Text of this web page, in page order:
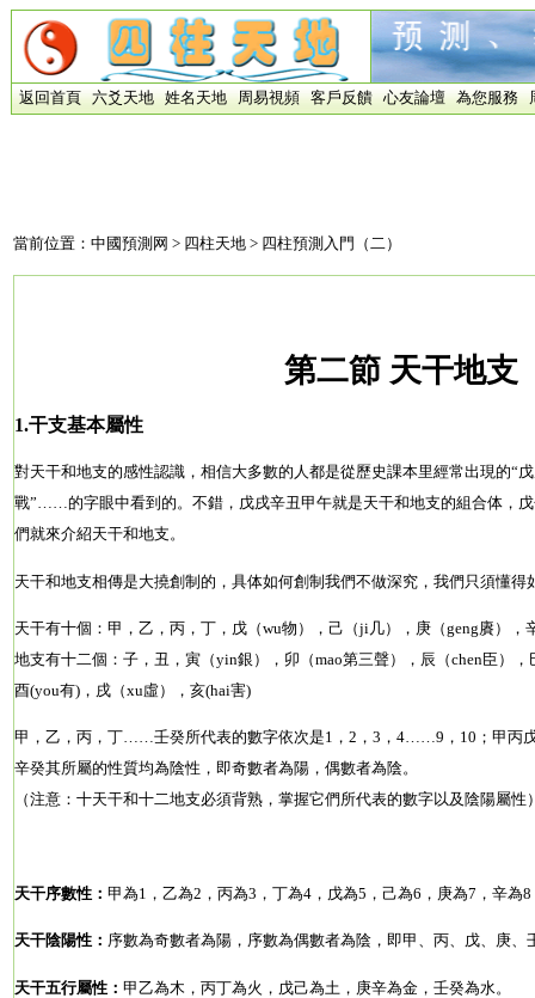
返回首頁 六爻天地 姓名天地 周易視頻 客戶反饋 心友論壇 為您服務
當前位置： 中國預測网 > 四柱天地 > 四柱預測入門（二）
第二節 天干地支
1.干支基本屬性
對天干和地支的感性認識，相信大多數的人都是從歷史課本里經常出現的“
戰”……的字眼中看到的。不錯，戊戌辛丑甲午就是天干和地支的組合体，
們就來介紹天干和地支。
天干和地支相傳是大撓創制的，具体如何創制我們不做深究，我們只須懂得
天干有十個：甲，乙，丙，丁，戊（wu物），己（ji几），庚（geng賡），
地支有十二個：子，丑，寅（yin銀），卯（mao第三聲），辰（chen臣）
酉(you有)，戌（xu虛），亥(hai害)
甲，乙，丙，丁……壬癸所代表的數字依次是1，2，3，4……9，10；甲丙
辛癸其所屬的性質均為陰性，即奇數者為陽，偶數者為陰。
（注意：十天干和十二地支必須背熟，掌握它們所代表的數字以及陰陽屬性
天干序數性： 甲為1，乙為2，丙為3，丁為4，戊為5，己為6，庚為7，辛為
天干陰陽性： 序數為奇數者為陽，序數為偶數者為陰，即甲、丙、戊、庚
天干五行屬性： 甲乙為木，丙丁為火，戊己為土，庚辛為金，壬癸為水。